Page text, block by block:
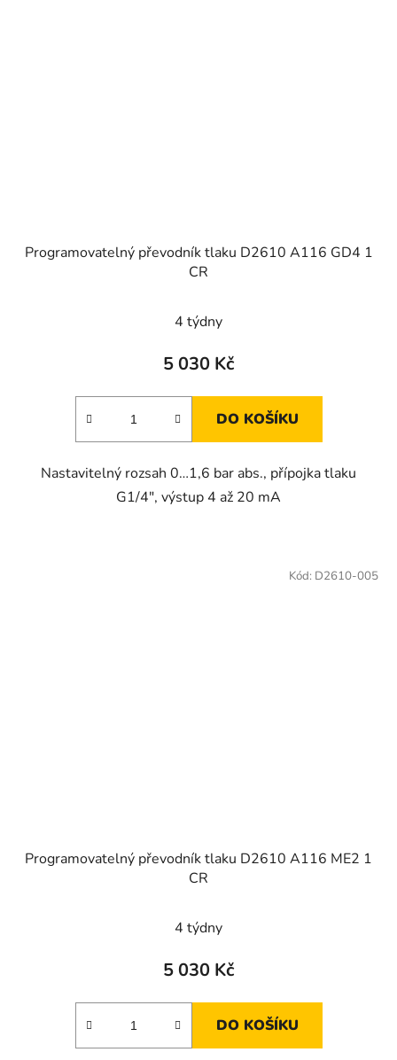
Programovatelný převodník tlaku D2610 A116 GD4 1
CR
4 týdny
5 030 Kč
DO KOŠÍKU
Nastavitelný rozsah 0…1,6 bar abs., přípojka tlaku
G1/4", výstup 4 až 20 mA
Programovatelný převodník tlaku D2610 A116 ME2 1
CR
4 týdny
5 030 Kč
DO KOŠÍKU
Kód: D2610-005